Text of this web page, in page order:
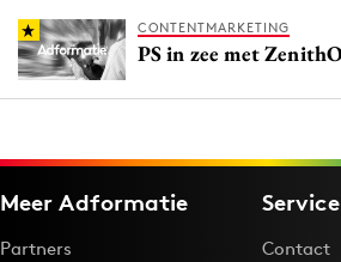
CONTENTMARKETING
PS in zee met
Meer Adformatie
Partners
Contact